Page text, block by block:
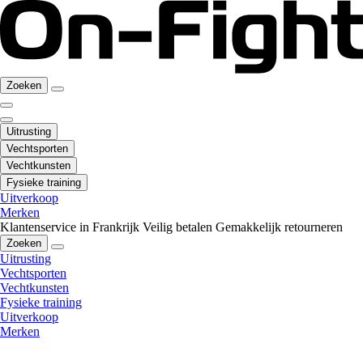
Zoeken
Uitrusting
Vechtsporten
Vechtkunsten
Fysieke training
Uitverkoop
Merken
Klantenservice in Frankrijk Veilig betalen Gemakkelijk retourneren
Zoeken
Uitrusting
Vechtsporten
Vechtkunsten
Fysieke training
Uitverkoop
Merken